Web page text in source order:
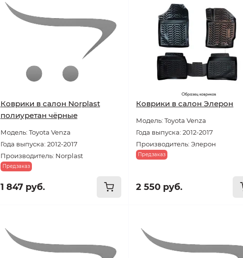
Коврики в салон Norplast
полиуретан чёрные
Модель: Toyota Venza
Года выпуска: 2012-2017
Производитель: Norplast
Предзаказ
1 847 руб.
Коврики в салон Элерон
Модель: Toyota Venza
Года выпуска: 2012-2017
Производитель: Элерон
Предзаказ
2 550 руб.